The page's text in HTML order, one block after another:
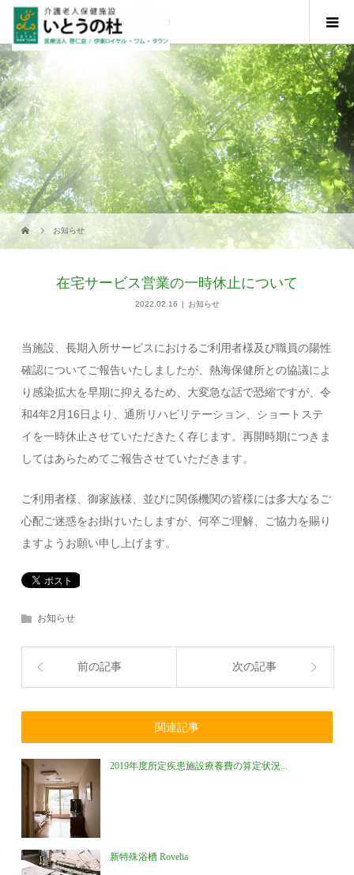
お知らせ
在宅サービス営業の一時休止について
2022.02.16 お知らせ
当施設、長期入所サービスにおけるご利用者様及び職員の陽性
確認についてご報告いたしましたが、熱海保健所との協議によ
り感染拡大を早期に抑えるため、大変急な話で恐縮ですが、令
和4年2月16日より、通所リハビリテーション、ショートステ
イを一時休止させていただきたく存じます。再開時期につきま
してはあらためてご報告させていただきます。
ご利用者様、御家族様、並びに関係機関の皆様には多大なるご
心配ご迷惑をお掛けいたしますが、何卒ご理解、ご協力を賜り
ますようお願い申し上げます。
お知らせ
前の記事 次の記事
関連記事
2019年度所定疾患施設療養費の算定状況...
新特殊浴槽 Rovelia